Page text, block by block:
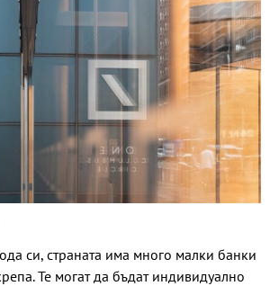
си, страната има много малки банки
Те могат да бъдат индивидуално